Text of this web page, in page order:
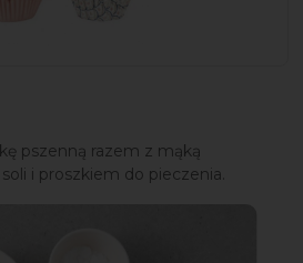
pszenną razem z mąką
i proszkiem do pieczenia.